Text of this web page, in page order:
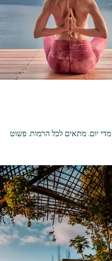
מדי יום. מתאים לכל הרמות. פשוט